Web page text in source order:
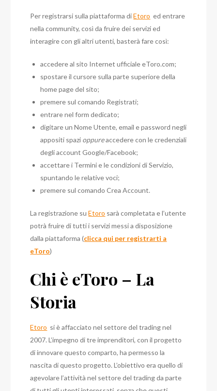
Per registrarsi sulla piattaforma diEtoro ed entrare
nella community, così da fruire dei servizi ed
interagire con gli altri utenti, basterà fare così:
accedere al sito Internet ufficiale eToro.com;
spostare il cursore sulla parte superiore della
home page del sito;
premere sul comando Registrati;
entrare nel form dedicato;
digitare un Nome Utente, email e password negli
appositi spazi oppureaccedere con le credenziali
degli account Google/Facebook;
accettare i Termini e le condizioni di Servizio,
spuntando le relative voci;
premere sul comando Crea Account.
La registrazione suEtoro sarà completata e l’utente
potrà fruire di tutti i servizi messi a disposizione
dalla piattaforma (clicca qui per registrarti a
eToro)
Chi è eToro – La
Storia
Etoro si è affacciato nel settore del trading nel
2007. L’impegno di tre imprenditori, con il progetto
di innovare questo comparto, ha permesso la
nascita di questo progetto. L’obiettivo era quello di
agevolare l’attività nel settore del trading da parte